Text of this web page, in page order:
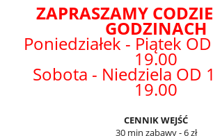
ZAPRASZAMY
GODZINACH
Poniedziałek - Piątek
19.00
Sobota - Niedziela OD
19.00
CENNIK WEJŚĆ
30 min zabawy - 6 zł